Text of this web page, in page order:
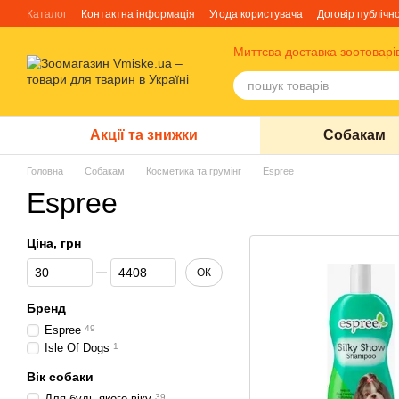
Перейти до основного контенту
Каталог Контактна інформація Угода користувача
Договір
Миттєва доставка
Акції та знижки Собакам
Головна Собакам Косметика та грумінг Espree
Espree
Ціна, грн
Від Ціна, грн
До Ціна, грн ОК
Бренд
Espree 49
Isle Of Dogs 1
Вік собаки
39